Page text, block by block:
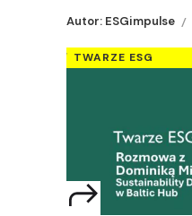
Autor: ESGimpulse
TWARZE ESG